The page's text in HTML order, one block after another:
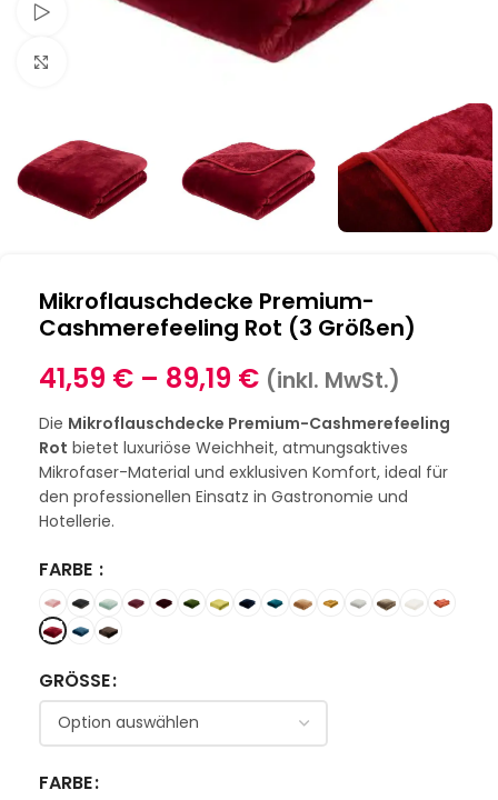
Schau Video
Mikroflauschdecke Premium-
Cashmerefeeling Rot (3 Größen)
41,59 € – 89,19 € (inkl. MwSt.)
Die Mikroflauschdecke Premium-Cashmerefeeling
Rot bietet luxuriöse Weichheit, atmungsaktives
Mikrofaser-Material und exklusiven Komfort, ideal für
den professionellen Einsatz in Gastronomie und
Hotellerie.
FARBE
GRÖSSE
FARBE